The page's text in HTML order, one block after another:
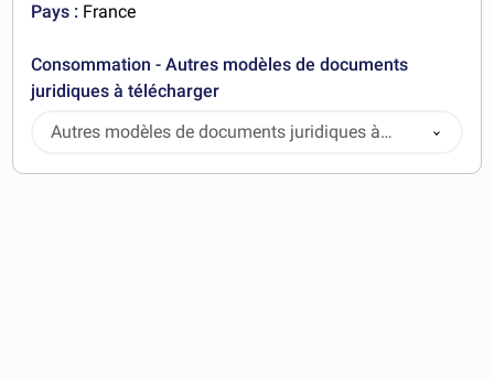
Pays : France
Consommation - Autres modèles de documents
juridiques à télécharger
Autres modèles de documents juridiques à
télécharger